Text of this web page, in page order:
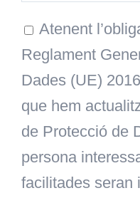
Atenent
Reglament
Dades (UE)
que hem
de Protecció de
persona
facilitades seran